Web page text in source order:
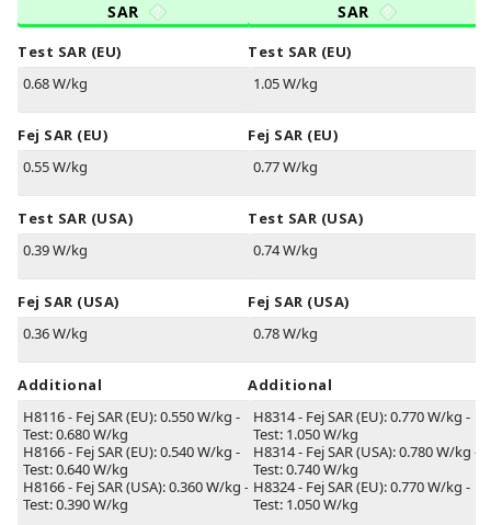
SAR
Test SAR (EU)
0.68 W/kg
Fej SAR (EU)
0.55 W/kg
Test SAR (USA)
0.39 W/kg
Fej SAR (USA)
0.36 W/kg
Additional
H8116 - Fej SAR (EU): 0.550 W/kg -
Test: 0.680 W/kg
H8166 - Fej SAR (EU): 0.540 W/kg -
Test: 0.640 W/kg
H8166 - Fej SAR (USA): 0.360 W/kg -
Test: 0.390 W/kg
SAR
Test SAR (EU)
1.05 W/kg
Fej SAR (EU)
0.77 W/kg
Test SAR (USA)
0.74 W/kg
Fej SAR (USA)
0.78 W/kg
Additional
H8314 - Fej SAR (EU): 0.770 W/kg -
Test: 1.050 W/kg
H8314 - Fej SAR (USA): 0.780 W/kg -
Test: 0.740 W/kg
H8324 - Fej SAR (EU): 0.770 W/kg -
Test: 1.050 W/kg